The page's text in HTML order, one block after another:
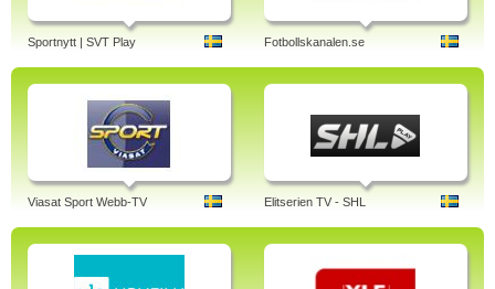
Sportnytt | SVT Play Fotbollskanalen.se
Viasat Sport Webb-TV Elitserien TV - SHL